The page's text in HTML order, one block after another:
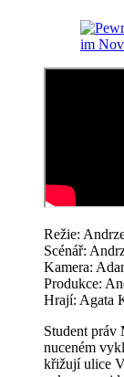
Režie:
Scénář:
Kamera:
Produkce:
Hrají: Agata
Student práv
nuceném
křižují ulice